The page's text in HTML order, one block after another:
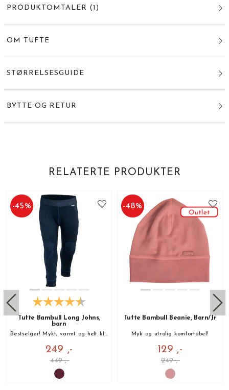
PRODUKTOMTALER (1 )
OM TUFTE
STØRRELSESGUIDE
BYTTE OG RETUR
RELATERTE PRODUKTER
-45%
Tufte Bambull Long Johns,
barn
Bestselger! Mykt, varmt og helt kløfritt!
249 ,-
449 ,-
-48%
Tufte Bambull Beanie, Barn/Jr
Myk og utrolig komfortabel!
129 ,-
249 ,-